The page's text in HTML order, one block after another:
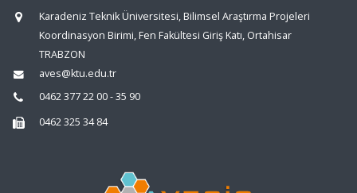
Karadeniz Teknik Üniversitesi, Bilimsel Araştırma Projeleri
Koordinasyon Birimi, Fen Fakültesi Giriş Katı, Ortahisar
TRABZON
aves@ktu.edu.tr
0462 377 22 00 - 35 90
0462 325 34 84